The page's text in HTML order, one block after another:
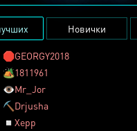
Новички
🛑GEORGY2018
🏕️1811961
👁️Mr_Jor
⛏️ Drjusha
◽ Xepp